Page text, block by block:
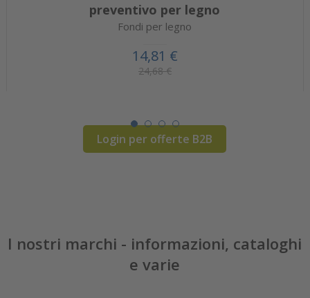
preventivo per legno
Fondi per legno
14,81 €
24,68 €
Login per offerte B2B
I nostri marchi - informazioni, cataloghi
e varie